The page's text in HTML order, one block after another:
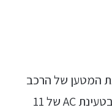
המטען של הרכב
ביחידת טעינה מובנית – שתתמוך בטעינת AC של 11